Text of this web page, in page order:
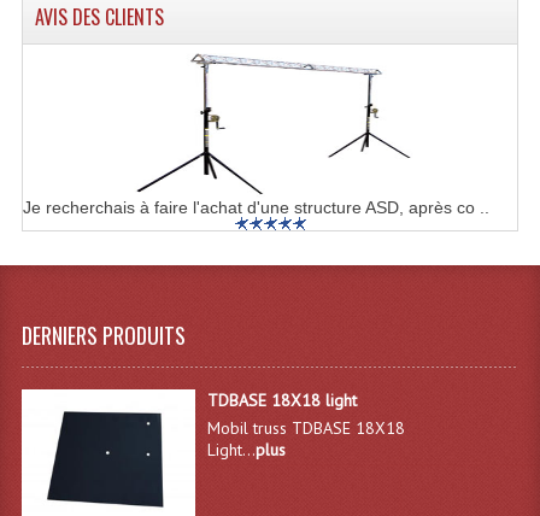
Micro Sans Fil HF VHF 200MHZ
Micro Sans Fil HF UHF 800MHZ
Micros De Studio
Microphones De Surface
Peripheriques Traitements Et Accessoires
Portes Voix Mégaphones
Pupitre Pour Discours
AVIS DES CLIENTS
Je recherchais à faire l'achat d'une structure ASD, après co ..
DERNIERS PRODUITS
TDBASE 18X18 light
Mobil truss TDBASE 18X18
Light...plus